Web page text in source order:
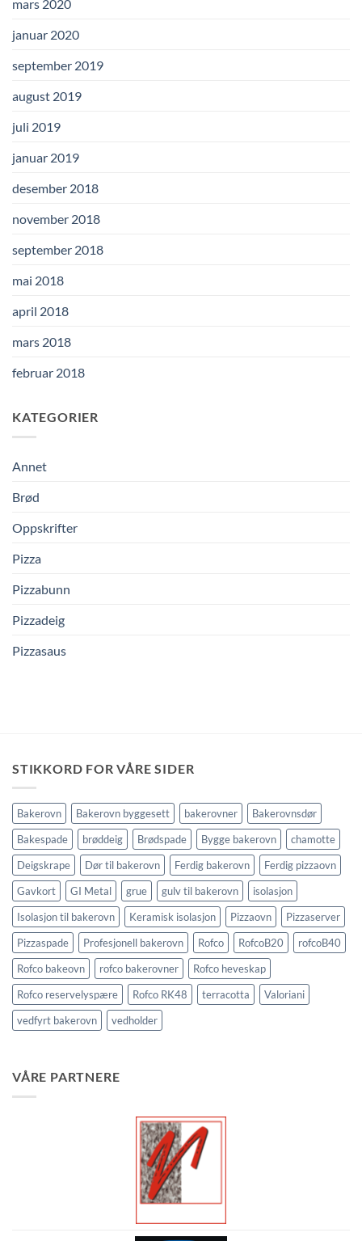
mars 2020
januar 2020
september 2019
august 2019
juli 2019
januar 2019
desember 2018
november 2018
september 2018
mai 2018
april 2018
mars 2018
februar 2018
KATEGORIER
Annet
Brød
Oppskrifter
Pizza
Pizzabunn
Pizzadeig
Pizzasaus
STIKKORD FOR VÅRE SIDER
Bakerovn Bakerovn byggesett bakerovner
Bakerovnsdør
Bakespade
brøddeig Brødspade Bygge bakerovn
chamotte
Deigskrape
Dør til bakerovn Ferdig bakerovn
Ferdig pizzaovn
Gavkort
GI Metal grue gulv til bakerovn
isolasjon
Isolasjon til bakerovn
Keramisk isolasjon Pizzaovn
Pizzaserver
Pizzaspade
Profesjonell bakerovn Rofco RofcoB20
rofcoB40
Rofco bakeovn
rofco bakerovner
Rofco heveskap
Rofco reservelyspære
Rofco RK48 terracotta
Valoriani
vedfyrt bakerovn
vedholder
VÅRE PARTNERE